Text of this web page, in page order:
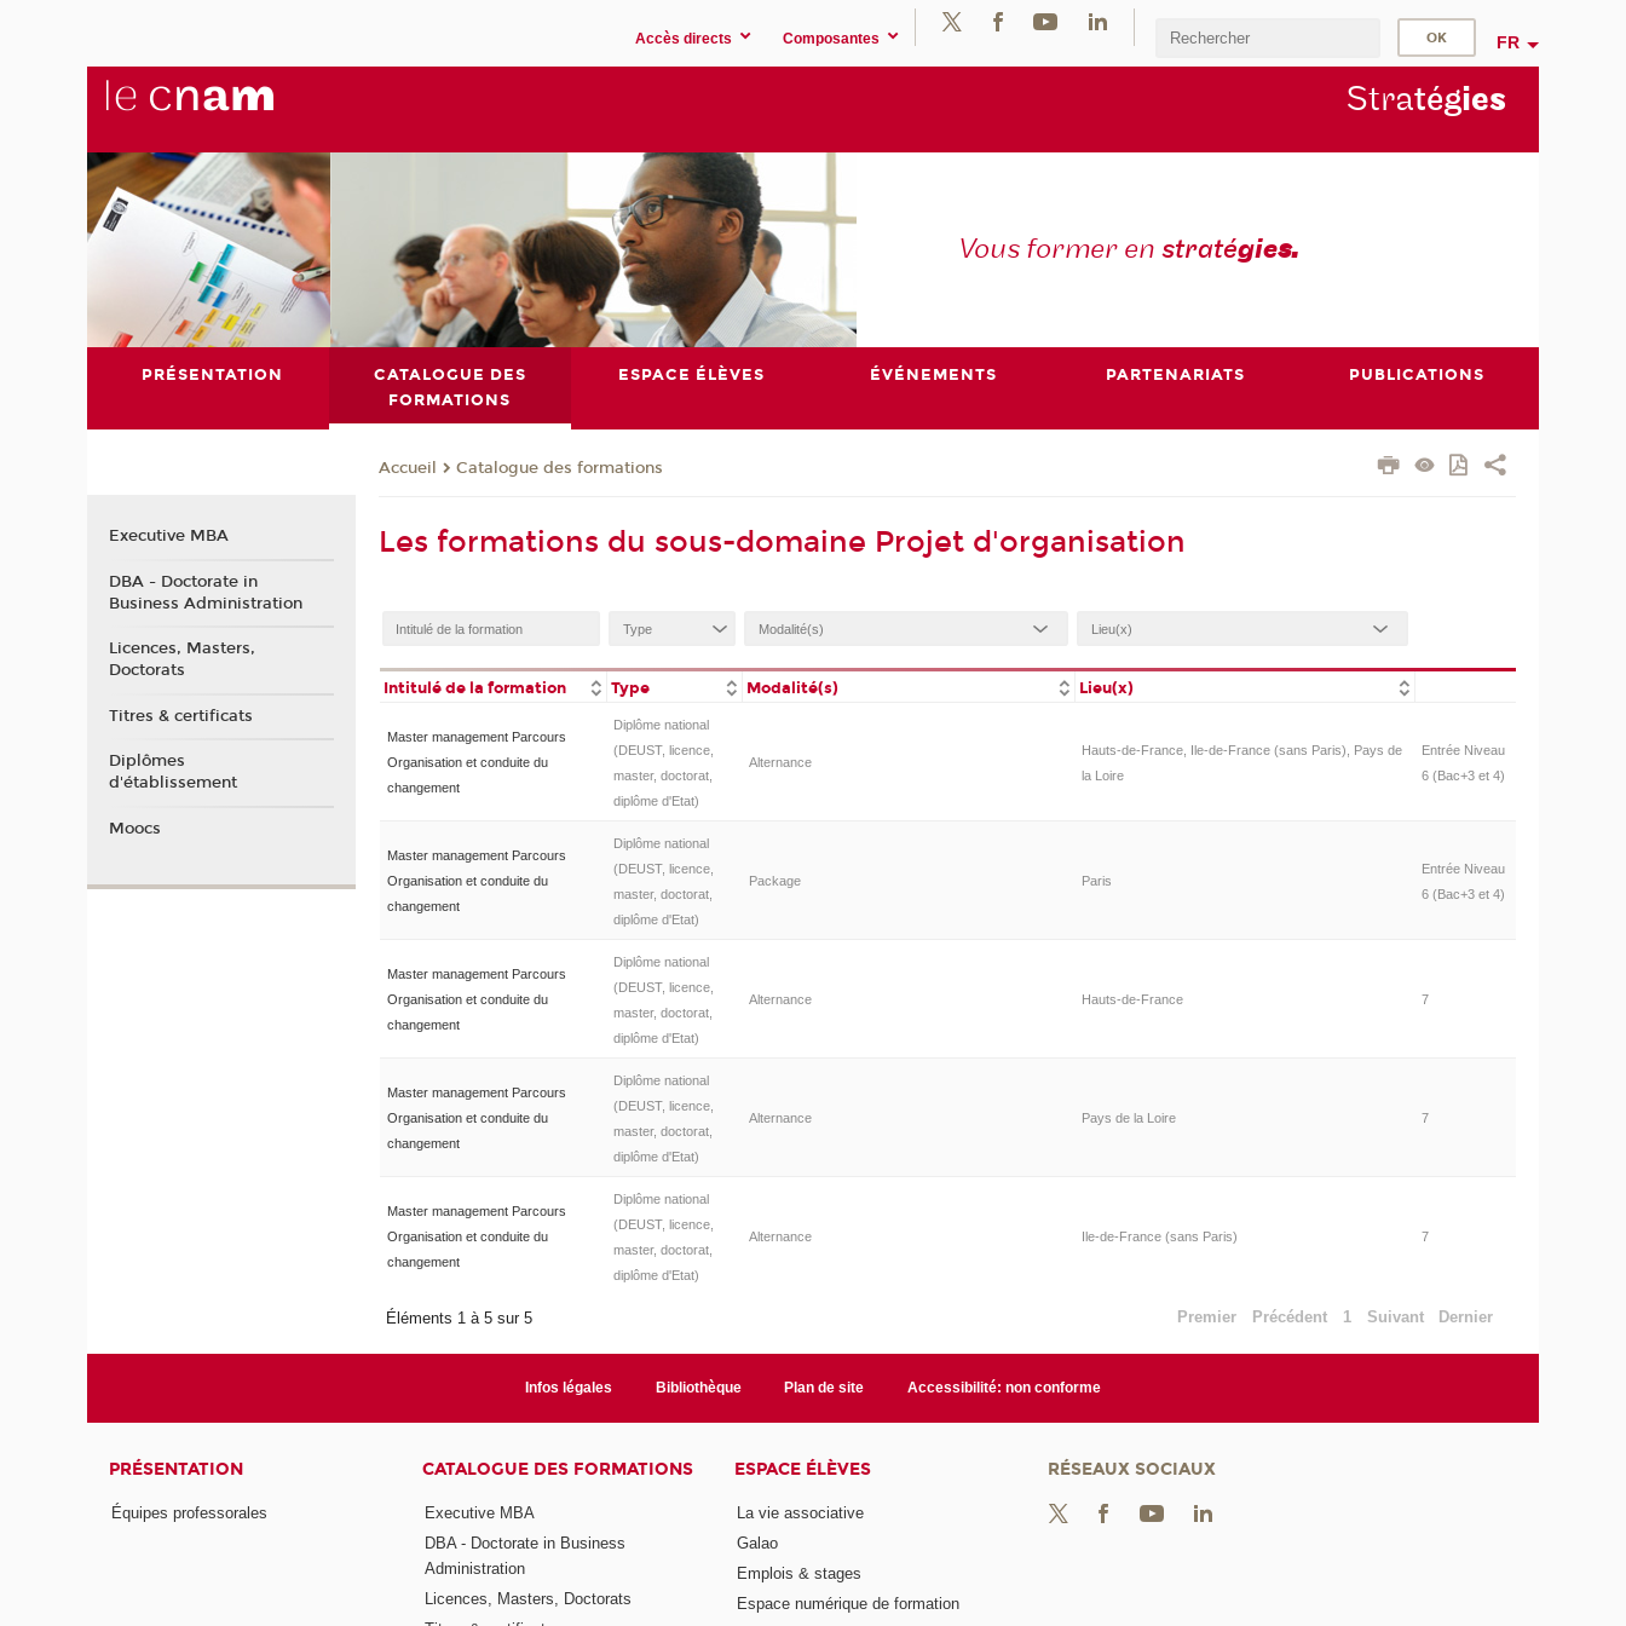
Accès directs Composantes FR
Stratégies
Vous former en stratégies.
PRÉSENTATION
CATALOGUE DES
FORMATIONS
ESPACE ÉLÈVES ÉVÉNEMENTS PARTENARIATS PUBLICATIONS
Accueil Catalogue des formations
Les formations du sous-domaine Projet d'organisation
Intitulé de la formation Type Modalité(s) Lieu(x)
Master management Parcours
Organisation et conduite du
changement
Diplôme national
(DEUST, licence,
master, doctorat,
diplôme d'Etat)
Alternance
Hauts-de-France, Ile-de-France (sans Paris), Pays de
la Loire
Entrée Niveau
6 (Bac+3 et 4)
Master management Parcours
Organisation et conduite du
changement
Diplôme national
(DEUST, licence,
master, doctorat,
diplôme d'Etat)
Package Paris
Entrée Niveau
6 (Bac+3 et 4)
Master management Parcours
Organisation et conduite du
changement
Diplôme national
(DEUST, licence,
master, doctorat,
diplôme d'Etat)
Alternance Hauts-de-France 7
Master management Parcours
Organisation et conduite du
changement
Diplôme national
(DEUST, licence,
master, doctorat,
diplôme d'Etat)
Alternance Pays de la Loire 7
Master management Parcours
Organisation et conduite du
changement
Diplôme national
(DEUST, licence,
master, doctorat,
diplôme d'Etat)
Alternance Ile-de-France (sans Paris) 7
Éléments 1 à 5 sur 5 Premier Précédent 1 Suivant Dernier
Executive MBA
DBA - Doctorate in
Business Administration
Licences, Masters,
Doctorats
Titres & certificats
Diplômes
d'établissement
Moocs
Infos légales Bibliothèque Plan de site Accessibilité: non conforme
PRÉSENTATION
Équipes professorales
CATALOGUE DES FORMATIONS
Executive MBA
DBA - Doctorate in Business
Administration
Licences, Masters, Doctorats
ESPACE ÉLÈVES
La vie associative
Galao
Emplois & stages
Espace numérique de formation
RÉSEAUX SOCIAUX